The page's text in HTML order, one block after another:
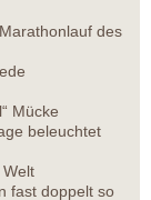
des
Mücke
beleuchtet
fast doppelt so